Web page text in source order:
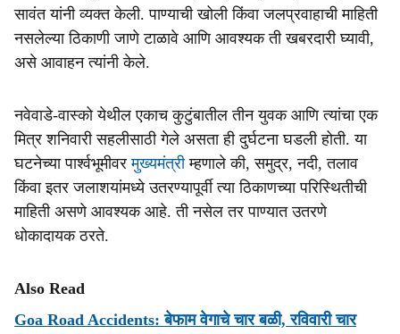
r
e
सावंत यांनी व्यक्त केली. पाण्याची खोली किंवा जलप्रवाहाची माहिती
नसलेल्या ठिकाणी जाणे टाळावे आणि आवश्यक ती खबरदारी घ्यावी,
असे आवाहन त्यांनी केले.
नवेवाडे-वास्को येथील एकाच कुटुंबातील तीन युवक आणि त्यांचा एक
मित्र शनिवारी सहलीसाठी गेले असता ही दुर्घटना घडली होती. या
घटनेच्या पार्श्वभूमीवरमुख्यमंत्रीम्हणाले की, समुद्र, नदी, तलाव
किंवा इतर जलाशयांमध्ये उतरण्यापूर्वी त्या ठिकाणच्या परिस्थितीची
माहिती असणे आवश्यक आहे. ती नसेल तर पाण्‍यात उतरणे
धोकादायक ठरते.
Also Read
Goa Road Accidents: बेफाम वेगाचे चार बळी, रविवारी चार